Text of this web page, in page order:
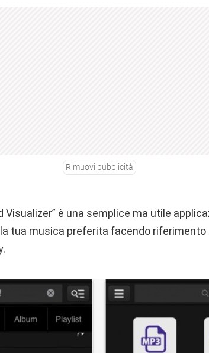
Rimuovi pubblicità
Visualizer” è una semplice ma utile
tua musica preferita facendo riferimento